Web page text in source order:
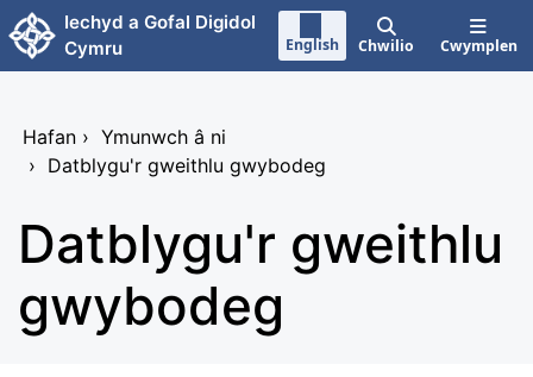
Neidio i'r prif gynnwy
Iechyd a Gofal Digidol
Cymru
English Chwilio Cwymplen
Hafan › Ymunwch â ni
› Datblygu'r gweithlu gwybodeg
Datblygu'r gweithlu
gwybodeg